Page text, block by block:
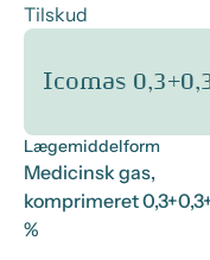
Tilskud
Icomas
Lægemiddelform
Medicinsk gas,
komprimeret
%